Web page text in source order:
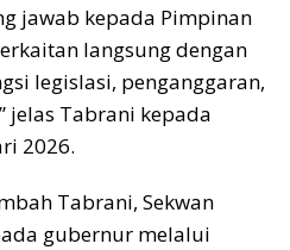
jawab kepada Pimpinan
langsung dengan
legislasi, penganggaran,
jelas Tabrani kepada
2026.
Tabrani, Sekwan
gubernur melalui